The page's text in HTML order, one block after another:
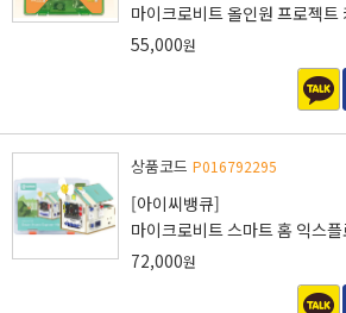
마이크로비트 올인원 프로젝트
55,000원
상품코드 P016792295
[아이씨뱅큐]
마이크로비트 스마트 홈 익스
72,000원